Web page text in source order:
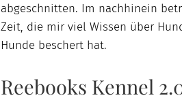
abgeschnitten. Im nachhinein
Zeit, die mir viel Wissen über
Hunde beschert hat.
Reebooks Kennel